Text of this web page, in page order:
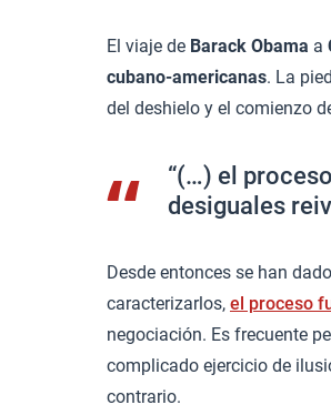
El viaje de Barack Obama a
cubano-americanas. La
del deshielo y el comienzo
“(…) el
desiguales
Desde entonces se han
caracterizarlos, el proceso
negociación. Es frecuente
complicado ejercicio de
contrario.